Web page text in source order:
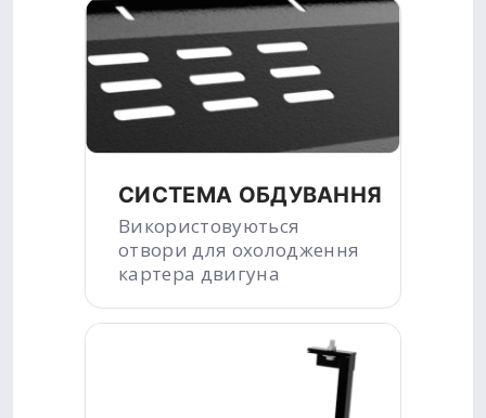
СИСТЕМА ОБДУВАННЯ
Використовуються
отвори для охолодження
картера двигуна